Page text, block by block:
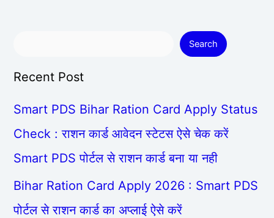
Search
Recent Post
Smart PDS Bihar Ration Card Apply Status
Check : राशन कार्ड आवेदन स्टेटस ऐसे चेक करें
Smart PDS पोर्टल से राशन कार्ड बना या नही
Bihar Ration Card Apply 2026 : Smart PDS
पोर्टल से राशन कार्ड का अप्लाई ऐसे करें